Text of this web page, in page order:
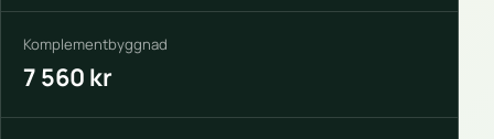
Komplementbyggnad
7 560 kr